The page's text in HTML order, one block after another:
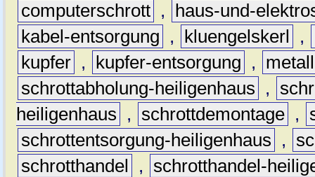
computerschrott ,
haus-und-
kabel-entsorgung
, kluengelskerl ,
kupfer , kupfer-entsorgung ,
metall
schrottabholung-heiligenhaus
,
heiligenhaus
, schrottdemontage ,
schrottentsorgung-heiligenhaus
,
schrotthandel
,
schrotthandel-